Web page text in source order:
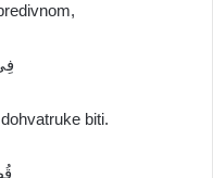
biti.